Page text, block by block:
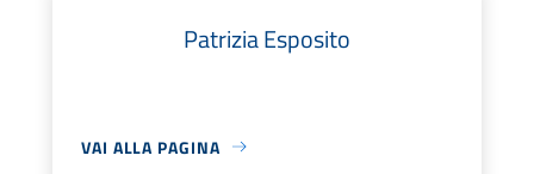
Patrizia Esposito
VAI ALLA PAGINA